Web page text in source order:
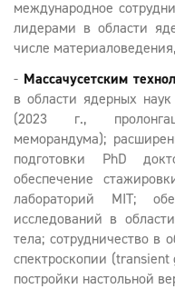
международное
лидерами в области
числе
- Массачусетским
в области ядерных
(2023 г.,
меморандума);
подготовки PhD
обеспечение
лабораторий MIT;
исследований в
тела; сотрудничество в
спектроскопии
постройки настольной